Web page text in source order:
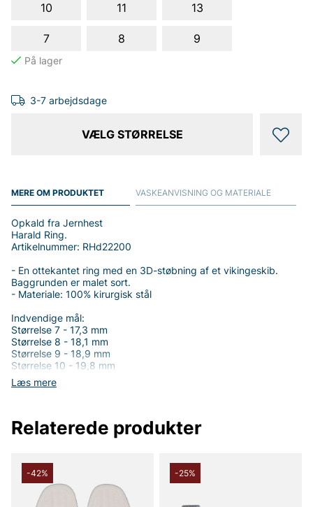
10
11 13
7 8 9
3-7 arbejdsdage
VÆLG STØRRELSE
MERE OM PRODUKTET
Læs mere
Opkald fra Jernhest
Harald Ring.
Artikelnummer: RHd22200
- En ottekantet ring med en 3D-støbning af et vikingeskib.
Baggrunden er malet sort.
- Materiale: 100% kirurgisk stål
Indvendige mål:
Størrelse 7 - 17,3 mm
Størrelse 8 - 18,1 mm
Størrelse 9 - 18,9 mm
Størrelse 10 - 19,8 mm
Størrelse 11 - 20,6 mm
Størrelse 13 - 22,3 mm
Tak fordi du handler i vores webshop. Besøg også vores butik i
Vingåker.Læs mere på www.vfo.se
VASKEANVISNING OG MATERIALE
Relaterede produkter
-42% -25%